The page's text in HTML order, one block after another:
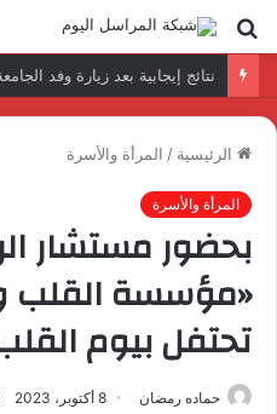
بحث
عن
الرئيسية / المرأة والأسرة
المرأة والأسرة
بحضور مستشار
«مؤسسة القلب
تحتفل بيوم
حماده رمضان 8 أكتوبر، 2023